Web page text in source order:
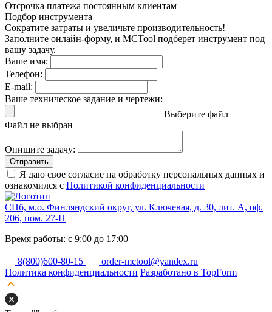
Отсрочка платежа постоянным клиентам
Подбор инструмента
Сократите затраты и увеличьте производительность!
Заполните онлайн-форму, и MCTool подберет инструмент под
вашу задачу.
Ваше имя:
Телефон:
E-mail:
Ваше техническое задание и чертежи:
Выберите файл
Файл не выбран
Опишите задачу:
Отправить
Я даю свое согласие на обработку персональных данных и
ознакомился с Политикой конфиденциальности
СПб, м.о. Финляндский округ, ул. Ключевая, д. 30, лит. А, оф.
206, пом. 27-Н
Время работы: с 9:00 до 17:00
8(800)600-80-15
order-mctool@yandex.ru
Политика конфиденциальности Разработано в TopForm